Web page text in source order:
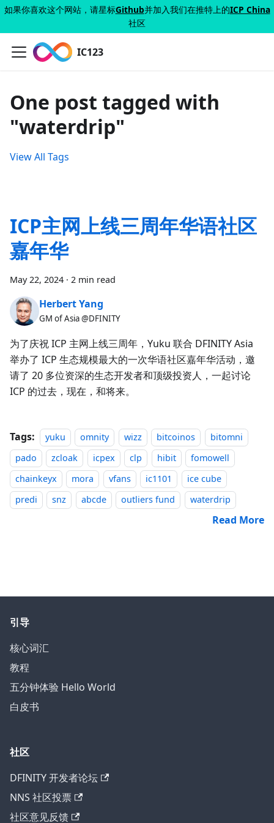
如果你喜欢这个网站，请星标Github并加入我们在推特上的ICP China
社区
IC123
One post tagged with
"waterdrip"
View All Tags
ICP主网上线三周年华语社区
嘉年华
May 22, 2024 · 2 min read
Herbert Yang
GM of Asia @DFINITY
为了庆祝 ICP 主网上线三周年，Yuku 联合 DFINITY Asia
举办了 ICP 生态规模最大的一次华语社区嘉年华活动，邀
请了 20 多位资深的生态开发者和顶级投资人，一起讨论
ICP 的过去，现在，和将来。
Tags: yuku omnity wizz bitcoinos
bitomni
pado
zcloak icpex clp hibit
fomowell
chainkeyx
mora vfans ic1101
ice cube
predi
snz abcde outliers fund waterdrip
Read More
引导
核心词汇
教程
五分钟体验 Hello World
白皮书
社区
DFINITY 开发者论坛
NNS 社区投票
社区意见反馈